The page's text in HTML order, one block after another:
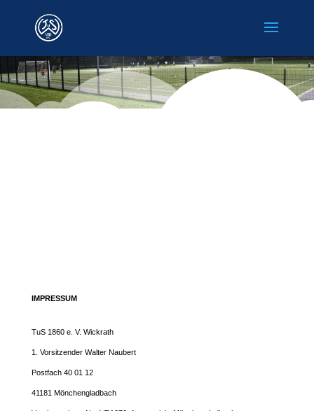
IMPRESSUM
TuS 1860 e. V. Wickrath
1. Vorsitzender Walter Naubert
Postfach 40 01 12
41181 Mönchengladbach